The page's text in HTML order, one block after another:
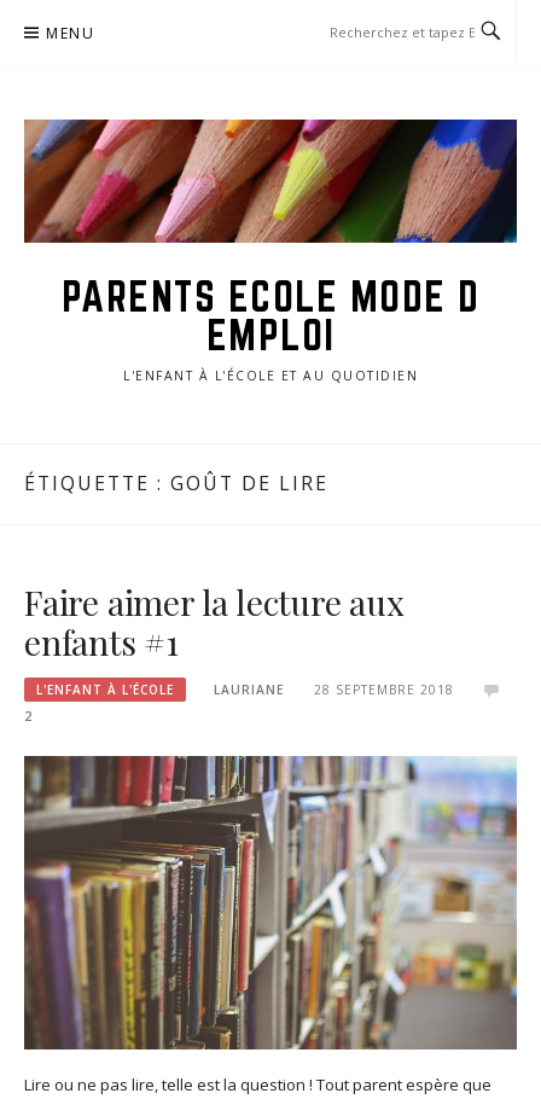
MENU
PARENTS ECOLE MODE D
EMPLOI
L'ENFANT À L'ÉCOLE ET AU QUOTIDIEN
ÉTIQUETTE : GOÛT DE LIRE
Faire aimer la lecture aux
enfants #1
L'ENFANT À L'ÉCOLE LAURIANE
28 SEPTEMBRE 2018
2
Lire ou ne pas lire, telle est la question ! Tout parent espère que